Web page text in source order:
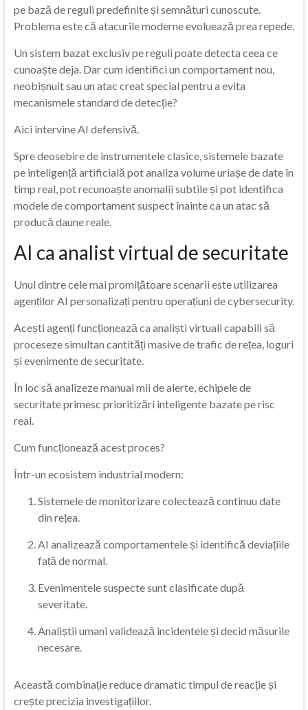
pe bază de reguli predefinite și semnături cunoscute.
Problema este că atacurile moderne evoluează prea repede.
Un sistem bazat exclusiv pe reguli poate detecta ceea ce
cunoaște deja. Dar cum identifici un comportament nou,
neobișnuit sau un atac creat special pentru a evita
mecanismele standard de detecție?
Aici intervine AI defensivă.
Spre deosebire de instrumentele clasice, sistemele bazate
pe inteligență artificială pot analiza volume uriașe de date în
timp real, pot recunoaște anomalii subtile și pot identifica
modele de comportament suspect înainte ca un atac să
producă daune reale.
AI ca analist virtual de securitate
Unul dintre cele mai promițătoare scenarii este utilizarea
agenților AI personalizați pentru operațiuni de cybersecurity.
Acești agenți funcționează ca analiști virtuali capabili să
proceseze simultan cantități masive de trafic de rețea, loguri
și evenimente de securitate.
În loc să analizeze manual mii de alerte, echipele de
securitate primesc prioritizări inteligente bazate pe risc
real.
Cum funcționează acest proces?
Într-un ecosistem industrial modern:
Sistemele de monitorizare colectează continuu date
din rețea.
AI analizează comportamentele și identifică deviațiile
față de normal.
Evenimentele suspecte sunt clasificate după
severitate.
Analiștii umani validează incidentele și decid măsurile
necesare.
Această combinație reduce dramatic timpul de reacție și
crește precizia investigațiilor.